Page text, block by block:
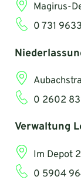
Magirus-
0 731
0 2602
Verwaltung
Im Depot
0 5904